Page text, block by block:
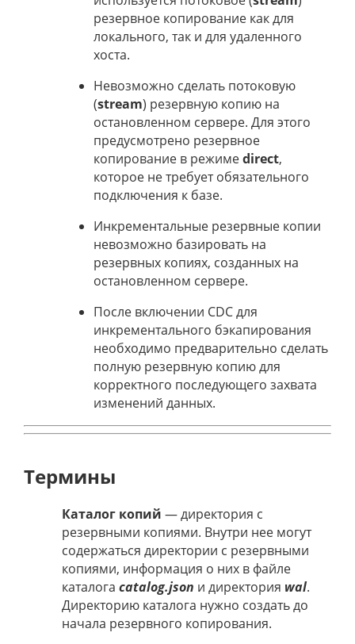
резервное копирование как для
локального, так и для удаленного
хоста.
Невозможно сделать потоковую
(stream) резервную копию на
остановленном сервере. Для этого
предусмотрено резервное
копирование в режимеdirect,
которое не требует обязательного
подключения к базе.
Инкрементальные резервные копии
невозможно базировать на
резервных копиях, созданных на
остановленном сервере.
После включении CDC для
инкрементального бэкапирования
необходимо предварительно сделать
полную резервную копию для
корректного последующего захвата
изменений данных.
Термины
Каталог копий — директория с
резервными копиями. Внутри нее могут
содержаться директории с резервными
копиями, информация о них в файле
каталога catalog.json и директория wal.
Директорию каталога нужно создать до
начала резервного копирования.